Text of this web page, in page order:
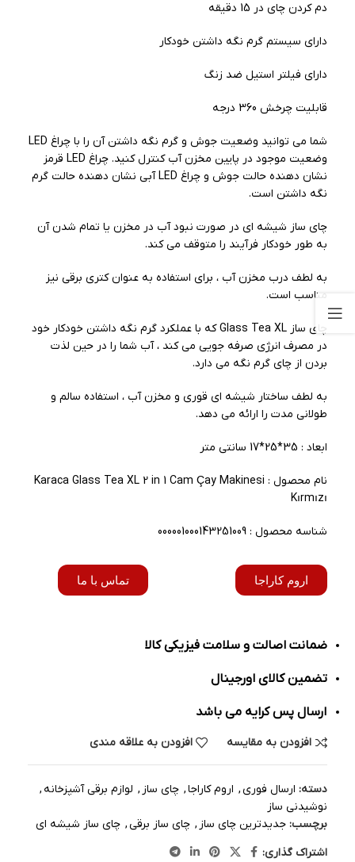
دم کردن چای در 15 دقیقه
دارای سیستم گرم نگه داشتن خودکار
دارای فیلتر استیل ضد زنگ
قابلیت چرخش 360 درجه
شما می توانید وضعیت جوش و گرم نگه داشتن آن را با چراغ LED
وضعیت موجود در پایین مخزن آب کنترل کنید. چراغ LED قرمز
نشان دهنده حالت جوش و چراغ LED آبی نشان دهنده حالت گرم
نگه داشتن است.
چای ساز شیشه ای در صورت نبود آب در مخزن یا تمام شدن آن
به طور خودکار فرآیند را متوقف می کند.
به لطف درب مخزن آب ، برای استفاده به عنوان کتری برقی نیز
مناسب است.
چای ساز Glass Tea XL که با عملکرد گرم نگه داشتن خودکار خود
در مصرف انرژی صرفه جویی می کند ، آب شما را در حین لذت
بردن از چای گرم نگه می دارد.
به لطف ساختار شیشه ای قوری و مخزن آب ، استفاده سالم و
طولانی مدت را ارائه می دهد.
ابعاد : 35*25*17 سانتی متر
نام محصول : Karaca Glass Tea XL 2 in 1 Cam Çay Makinesi
Kırmızı
شناسه محصول : 000001000143251009
اروم کاراجا تماس با ما
ضمانت اصالت و سلامت فیزیکی کالا
تضمین کالای اورجینال
ارسال پس کرایه می باشد
افزودن به مقایسه افزودن به علاقه مندی
دسته: ارسال فوری, اروم کاراجا, چای ساز , لوازم برقی آشپزخانه ,
نوشیدنی ساز
برچسب: جدیدترین چای ساز , چای ساز برقی, چای ساز شیشه ای
اشتراک گذاری: